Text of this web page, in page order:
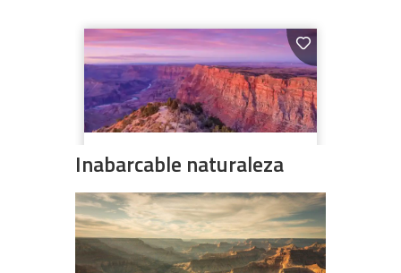
Inabarcable naturaleza